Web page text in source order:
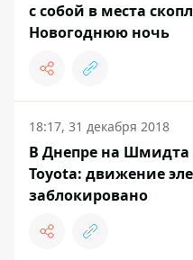
с собой в места
Новогоднюю ночь
18:17, 31 декабря 2018
В Днепре на Шмидта
Toyota: движение
заблокировано